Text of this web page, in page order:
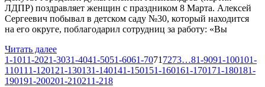
ЛДПР) поздравляет женщин с праздником 8 Марта. Алексей
Сергеевич побывал в детском саду №30, который находится
на его округе, поблагодарил сотрудниц за работу: «Вы
Читать далее
1-1011-2021-3031-4041-5051-6061-7071 7273…81-9091-100101-
110111-120121-130131-140141-150151-160161-170171-180181-
190191-200201-210211-218